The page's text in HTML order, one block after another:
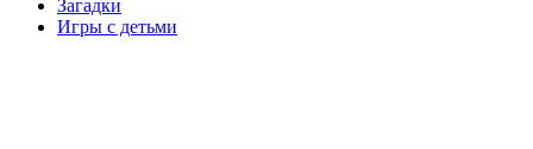
Загадки
Игры с детьми